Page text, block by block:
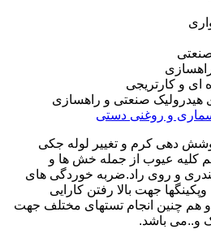
ای و کارتریجی
صنعتی و راهسازی
و روغنی دستی
دهی کرم و تغییر لوله جکی
کلیه عیوب از جمله خش ها و
و روی راد.ضربه خوردگی های
جهت بالا رفتن کارایی
هم چنین انجام تستهای مختلف جهت
و..می باشد.